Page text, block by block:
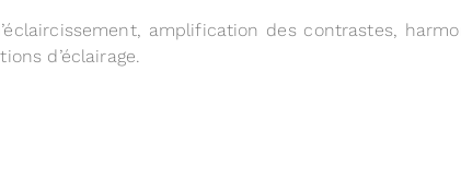
amplification des contrastes,
d’éclairage.